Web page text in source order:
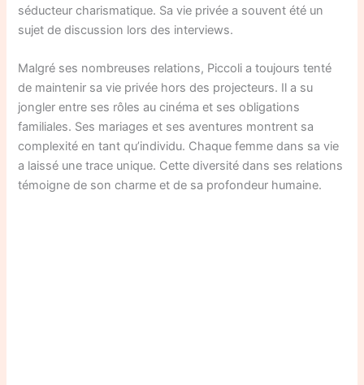
séducteur charismatique. Sa vie privée a souvent été un
sujet de discussion lors des interviews.
Malgré ses nombreuses relations, Piccoli a toujours tenté
de maintenir sa vie privée hors des projecteurs. Il a su
jongler entre ses rôles au cinéma et ses obligations
familiales. Ses mariages et ses aventures montrent sa
complexité en tant qu’individu. Chaque femme dans sa vie
a laissé une trace unique. Cette diversité dans ses relations
témoigne de son charme et de sa profondeur humaine.